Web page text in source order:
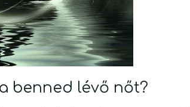
benned lévő nőt?